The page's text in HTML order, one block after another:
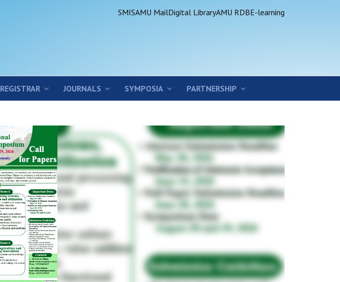
SMISAMU MailDigital LibraryAMU RDBE-learning
REGISTRAR JOURNALS SYMPOSIA PARTNERSHIP